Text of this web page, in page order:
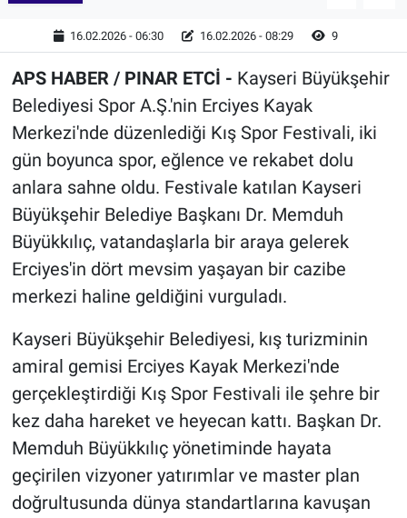
16.02.2026 - 06:30 16.02.2026 - 08:29 9
APS HABER / PINAR ETCİ - Kayseri Büyükşehir
Belediyesi Spor A.Ş.'nin Erciyes Kayak
Merkezi'nde düzenlediği Kış Spor Festivali, iki
gün boyunca spor, eğlence ve rekabet dolu
anlara sahne oldu. Festivale katılan Kayseri
Büyükşehir Belediye Başkanı Dr. Memduh
Büyükkılıç, vatandaşlarla bir araya gelerek
Erciyes'in dört mevsim yaşayan bir cazibe
merkezi haline geldiğini vurguladı.
Kayseri Büyükşehir Belediyesi, kış turizminin
amiral gemisi Erciyes Kayak Merkezi'nde
gerçekleştirdiği Kış Spor Festivali ile şehre bir
kez daha hareket ve heyecan kattı. Başkan Dr.
Memduh Büyükkılıç yönetiminde hayata
geçirilen vizyoner yatırımlar ve master plan
doğrultusunda dünya standartlarına kavuşan